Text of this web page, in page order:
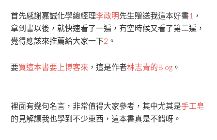
首先感謝嘉誠化學總經理李政明先生贈送我這本好書1 ，
拿到書以後，就快速看了一遍，有空時候又看了第二遍，
覺得應該來推薦給大家一下2 。
要買這本書要上博客來 ，這是作者林志青的Blog 。
裡面有幾句名言，非常值得大家參考，其中尤其是手工皂
的見解讓我也學到不少東西，這本書真是不錯呀。